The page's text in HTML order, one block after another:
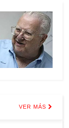
VER MÁS